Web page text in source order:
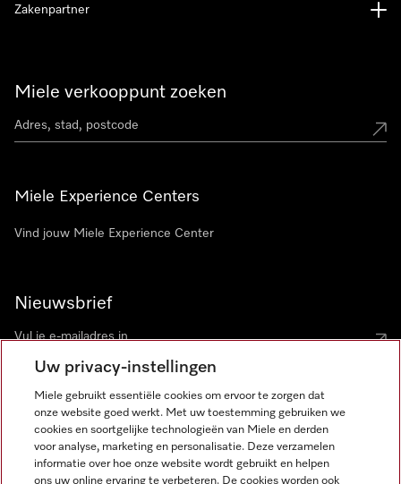
Miele verkooppunt zoeken
Miele Experience Centers
Vind jouw Miele Experience Center
Nieuwsbrief
Zakenpartner
Miele op Instagram
Miele op Facebook
Miele op Youtube
Uw privacy-instellingen
Miele gebruikt essentiële cookies om ervoor te zorgen dat
onze website goed werkt. Met uw toestemming gebruiken we
cookies en soortgelijke technologieën van Miele en derden
voor analyse, marketing en personalisatie. Deze verzamelen
informatie over hoe onze website wordt gebruikt en helpen
ons uw online ervaring te verbeteren. De cookies worden ook